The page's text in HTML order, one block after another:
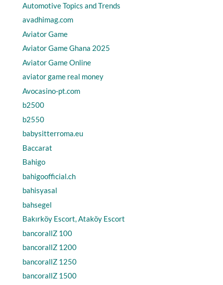
Automotive Topics and Trends
avadhimag.com
Aviator Game
Aviator Game Ghana 2025
Aviator Game Online
aviator game real money
Avocasino-pt.com
b2500
b2550
babysitterroma.eu
Baccarat
Bahigo
bahigoofficial.ch
bahisyasal
bahsegel
Bakırköy Escort, Ataköy Escort
bancorallZ 100
bancorallZ 1200
bancorallZ 1250
bancorallZ 1500